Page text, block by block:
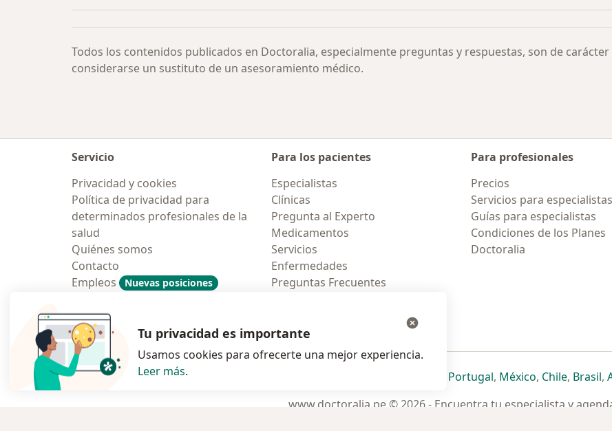
Todos los contenidos publicados en Doctoralia, especialmente preguntas y respuestas, son de
considerarse un sustituto de un asesoramiento médico.
Servicio
Privacidad y cookies
Política de privacidad para
determinados profesionales de la
salud
Quiénes somos
Contacto
Empleos
Nuevas posiciones
Contratación
Para los pacientes
Especialistas
Clínicas
Pregunta al Experto
Medicamentos
Servicios
Enfermedades
Preguntas Frecuentes
Para profesionales
Precios
Servicios para especialistas
Guías para especialistas
Condiciones de los Planes
Doctoralia
Polska se abre en una nueva pestaña
se abre en una nueva pestaña
se abre en una nueva pestaña
se abre en una nueva pestaña
Portugalse abre en una nueva
, Méxicose abre en
, Chilese abre
, Brasil,
www.doctoralia.pe © 2026 - Encuentra tu especialista y
Tu privacidad es importante
Usamos cookies para ofrecerte una mejor experiencia.
Leer más.